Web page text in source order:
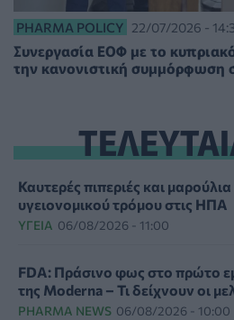
PHARMA POLICY 22/07/2026 -
Συνεργασία ΕΟΦ με το
την κανονιστική συμμόρφωση
Καυτερές πιπεριές και
υγειονομικού τρόμου στις ΗΠΑ
ΥΓΕΊΑ 06/08/2026 - 11:00
FDA: Πράσινο φως στο πρώτο
της Moderna – Τι δείχνουν οι
PHARMA NEWS 06/08/2026 - 10:00